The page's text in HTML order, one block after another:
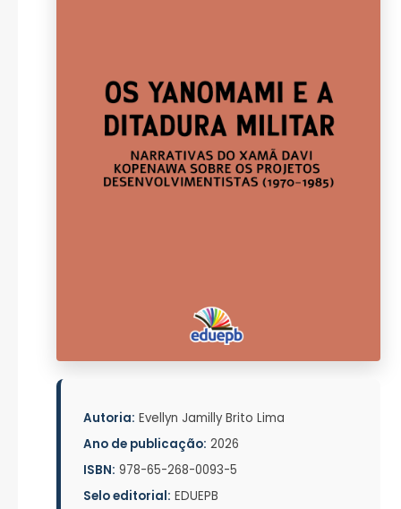
Autoria: Evellyn Jamilly Brito Lima
Ano de publicação: 2026
ISBN: 978-65-268-0093-5
Selo editorial: EDUEPB